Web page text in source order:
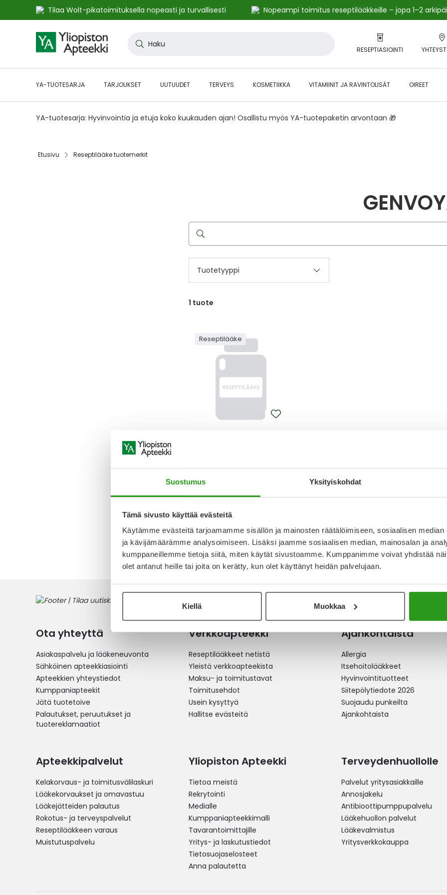
Suostumus Yksityiskohdat
Tämä sivusto käyttää evästeitä
Käytämme evästeitä tarjoamamme sisällön ja mainosten räätälöimiseen, sosiaalisen
ja kävijämäärämme analysoimiseen. Lisäksi jaamme sosiaalisen median, mainosalan ja
kumppaneillemme tietoja siitä, miten käytät sivustoamme. Kumppanimme voivat yhdistää
olet antanut heille tai joita on kerätty, kun olet käyttänyt heidän palvelujaan.
Kiellä Muokkaa
Tilaa Wolt-pikatoimituksella nopeasti ja turvallisesti
Nopeampi toimitus reseptilääkkeille – jopa 1–2
to
Content
RESEPTIASIOINTI
YA-TUOTESARJA TARJOUKSET UUTUUDET TERVEYS KOSMETIIKKA VITAMIINIT JA RAVINTOLISÄT OIREET
YA-tuotesarja: Hyvinvointia ja etuja koko kuukauden ajan! Osallistu myös YA-tuotepaketin arvontaan 🎁
Etusivu Reseptilääke tuotemerkit
Hae
reseptilääkettä
Tuotetyyppi
1 tuote
Reseptilääke
1 483,49 €
tuote
Ota yhteyttä
Asiakaspalvelu ja lääkeneuvonta
Sähköinen apteekkiasiointi
Apteekkien yhteystiedot
Kumppaniapteekit
Jätä tuotetoive
Palautukset, peruutukset ja
tuotereklamaatiot
Verkkoapteekki
Reseptilääkkeet netistä
Yleistä verkkoapteekista
Maksu- ja toimitustavat
Toimitusehdot
Usein kysyttyä
Hallitse evästeitä
Ajankohtaista
Allergia
Itsehoitolääkkeet
Hyvinvointituotteet
Siitepölytiedote 2026
Suojaudu punkeilta
Ajankohtaista
Apteekkipalvelut
Kelakorvaus- ja toimitusvälilaskuri
Lääkekorvaukset ja omavastuu
Lääkejätteiden palautus
Rokotus- ja terveyspalvelut
Reseptilääkkeen varaus
Muistutuspalvelu
Yliopiston Apteekki
Tietoa meistä
Rekrytointi
Medialle
Kumppaniapteekkimalli
Tavarantoimittajille
Yritys- ja laskutustiedot
Tietosuojaselosteet
Anna palautetta
Terveydenhuollolle
Palvelut yritysasiakkaille
Annosjakelu
Antibioottipumppupalvelu
Lääkehuollon palvelut
Lääkevalmistus
Yritysverkkokauppa